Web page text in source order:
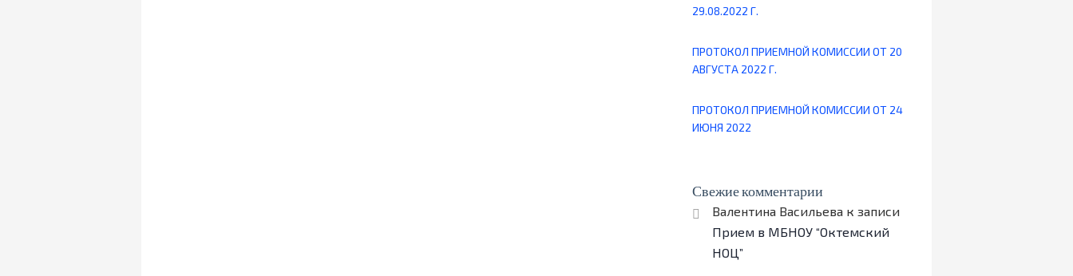
29.08.2022 Г.
ПРОТОКОЛ ПРИЕМНОЙ КОМИССИИ ОТ 20
АВГУСТА 2022 Г.
ПРОТОКОЛ ПРИЕМНОЙ КОМИССИИ ОТ 24
ИЮНЯ 2022
Свежие комментарии
Валентина Васильева к записи
Прием в МБНОУ “Октемский
НОЦ”